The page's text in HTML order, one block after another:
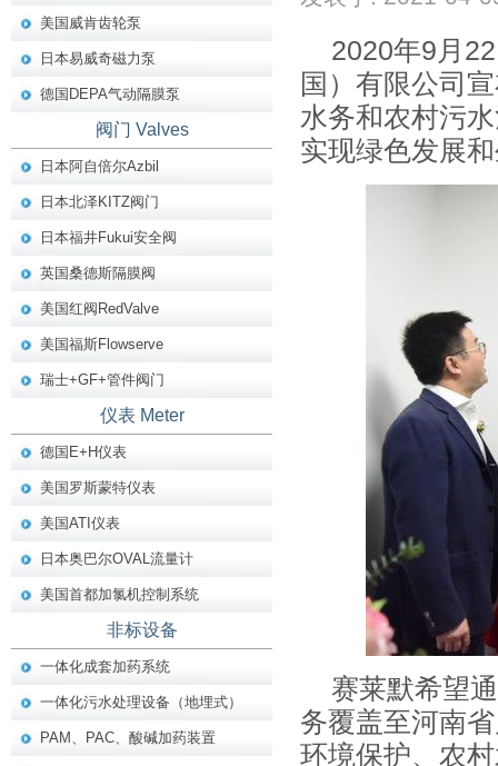
2020年9月
国）有限公司
水务和农村污
实现绿色发展
赛莱默希望
务覆盖至河南
环境保护、农
美国威肯齿轮泵
日本易威奇磁力泵
德国DEPA气动隔膜泵
阀门 Valves
日本阿自倍尔Azbil
日本北泽KITZ阀门
日本福井Fukui安全阀
英国桑德斯隔膜阀
美国红阀RedValve
美国福斯Flowserve
瑞士+GF+管件阀门
仪表 Meter
德国E+H仪表
美国罗斯蒙特仪表
美国ATI仪表
日本奥巴尔OVAL流量计
美国首都加氯机控制系统
非标设备
一体化成套加药系统
一体化污水处理设备（地埋式）
PAM、PAC、酸碱加药装置